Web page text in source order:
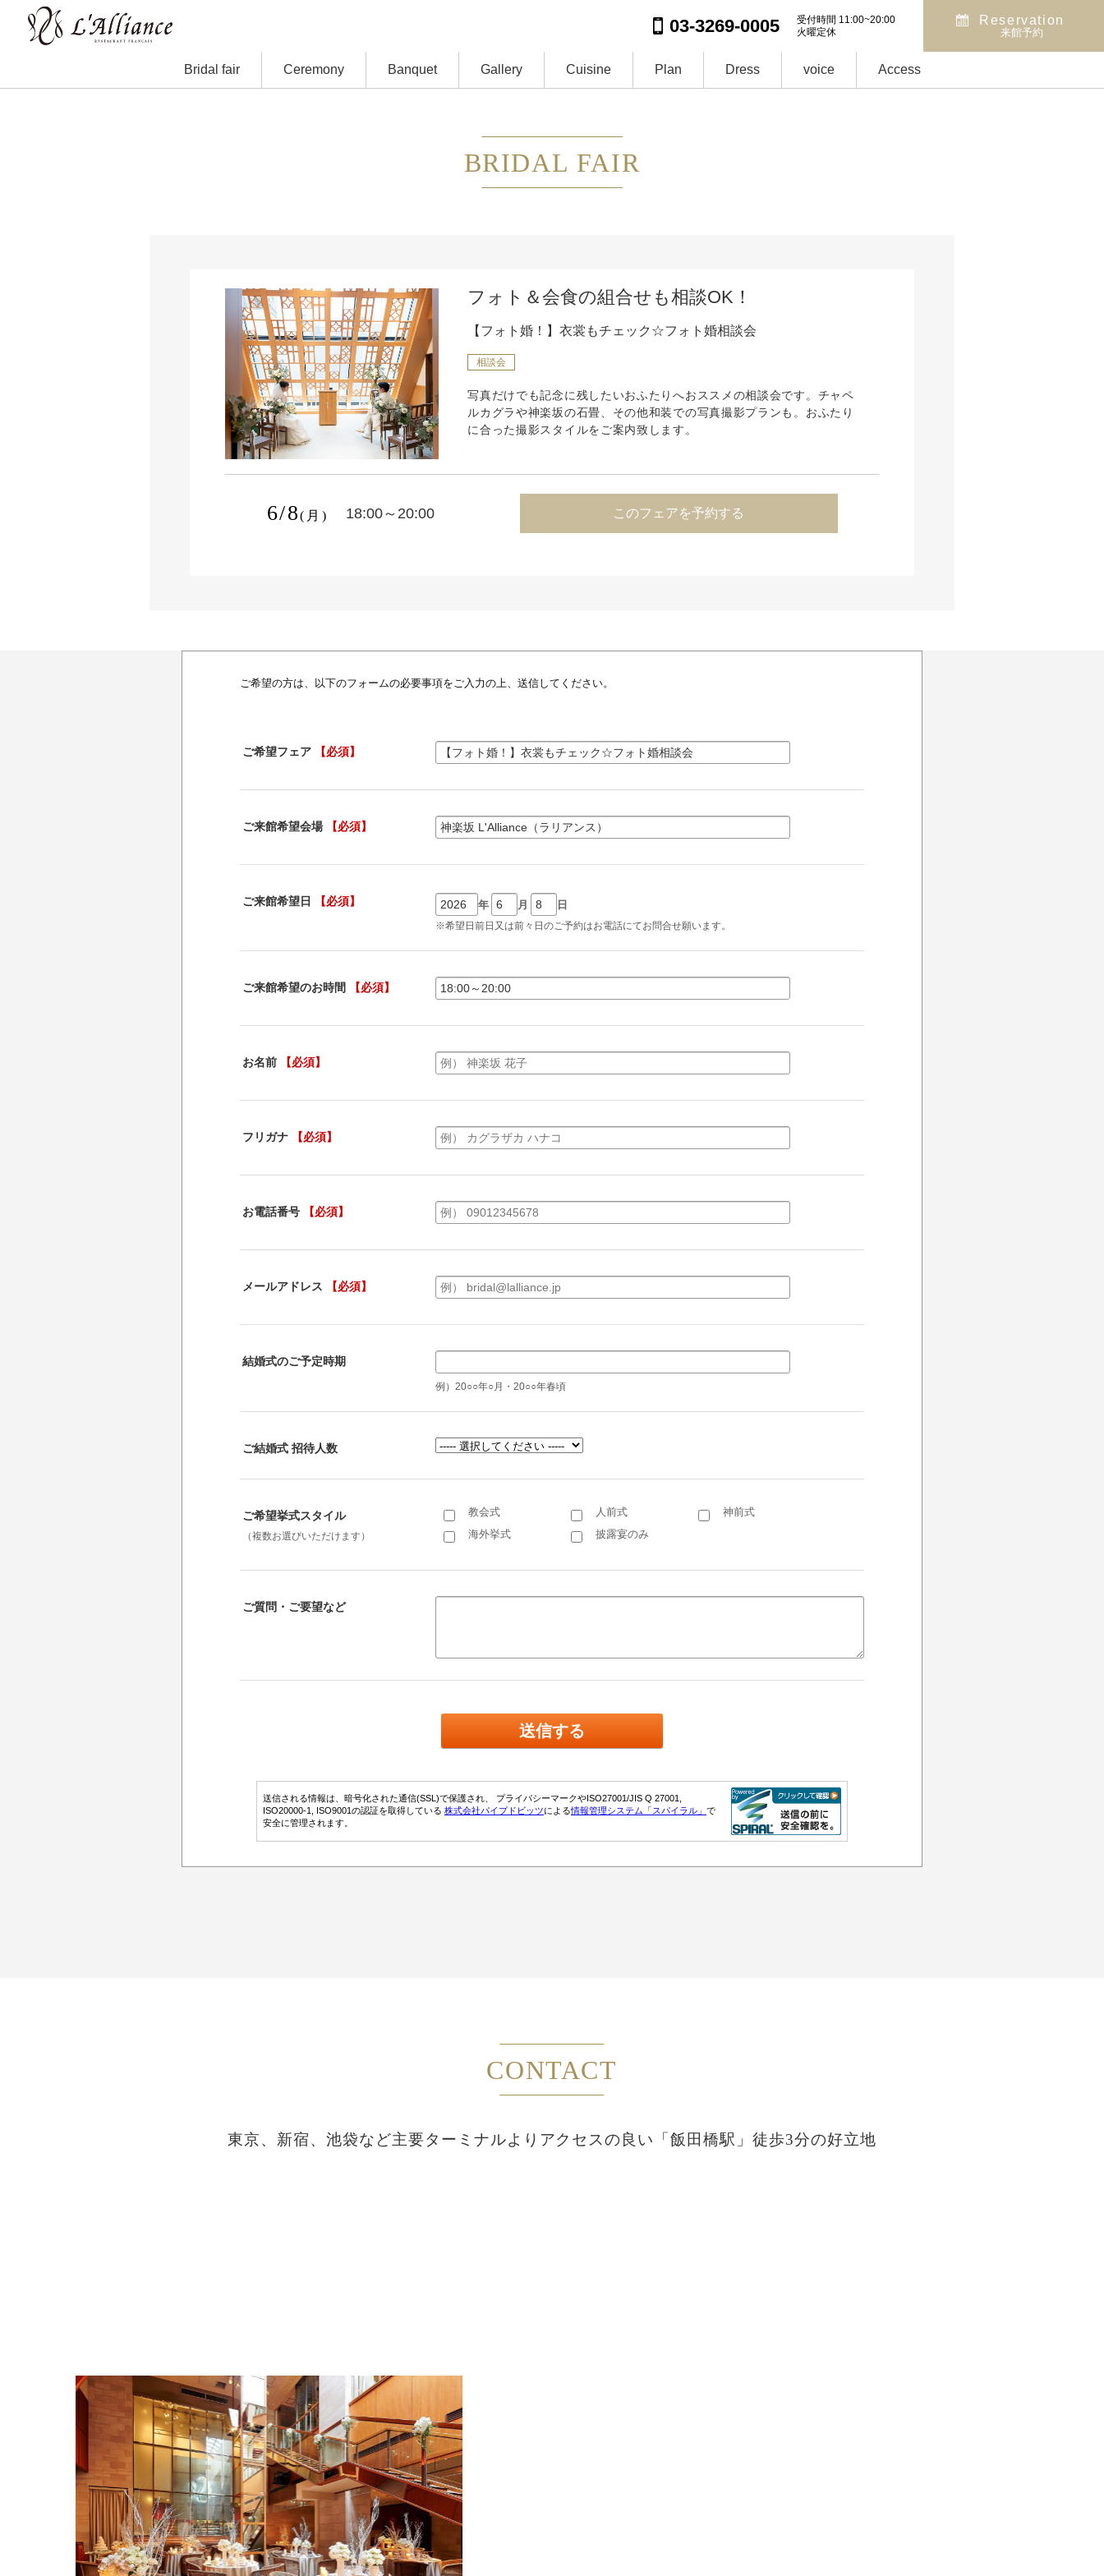
03-3269-0005
受付時間 11:00~20:00
火曜定休
Reservation
来館予約
Bridal fair Ceremony Banquet Gallery Cuisine Plan Dress voice Access
BRIDAL FAIR
フォト＆会食の組合せも相談OK！
【フォト婚！】衣裳もチェック☆フォト婚相談会
相談会
写真だけでも記念に残したいおふたりへおススメの相談会です。チャペ
ルカグラや神楽坂の石畳、その他和装での写真撮影プランも。おふたり
に合った撮影スタイルをご案内致します。
6/8(月) 18:00～20:00 このフェアを予約する
CONTACT
東京、新宿、池袋など主要ターミナルより アクセスの良い「飯田橋駅」徒歩3分の好立地